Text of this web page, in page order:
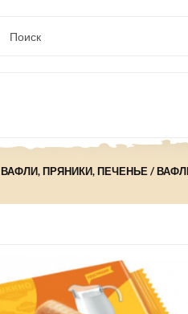
ВАФЛИ, ПРЯНИКИ, ПЕЧЕНЬЕ